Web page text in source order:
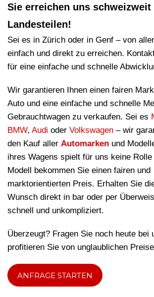
Sie erreichen uns schweizweit
Landesteilen!
Sei es in Zürich oder in Genf – von
einfach und direkt zu erreichen.
für eine einfache und schnelle
Wir garantieren Ihnen einen fairen
Auto und eine einfache und schnelle
Gebrauchtwagen zu verkaufen. Sei es
BMW, Audi oder Volkswagen – wir
den Kauf aller Automarken und
ihres Wagens spielt für uns keine
Modell bekommen Sie einen fairen und
marktorientierten Preis. Erhalten Sie
Wunsch direkt in bar oder per
schnell und unkompliziert.
Überzeugt? Fragen Sie noch heute bei
profitieren Sie von unglaublichen
ANFRAGE STARTEN